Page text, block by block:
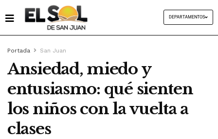
DEPARTAMENTOS
Portada San Juan
Ansiedad, miedo y
entusiasmo: qué sienten
los niños con la vuelta a
clases